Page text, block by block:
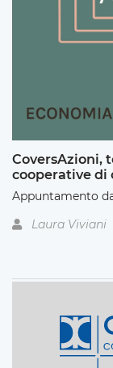
CoversAzioni,
cooperative di
Appuntamento
Laura Viviani